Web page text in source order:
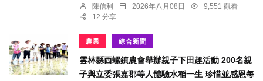
陳信利 2026年八月08日
9,551 觀看
12 分享
農業 綜合新聞
雲林縣西螺鎮農會舉辦親子下田趣活動 200名親
子與立委張嘉郡等人體驗水稻一生 珍惜並感恩每